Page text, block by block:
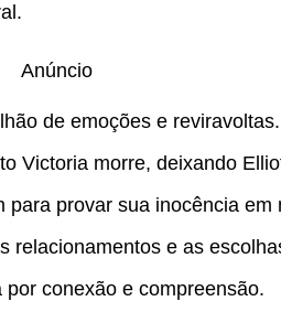
Anúncio
de emoções e
Victoria morre, deixando
provar sua inocência em
relacionamentos e as
conexão e compreensão.